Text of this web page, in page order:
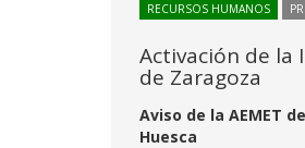
RECURSOS HUMANOS
Activación de la
de Zaragoza
Aviso de la AEMET
Huesca